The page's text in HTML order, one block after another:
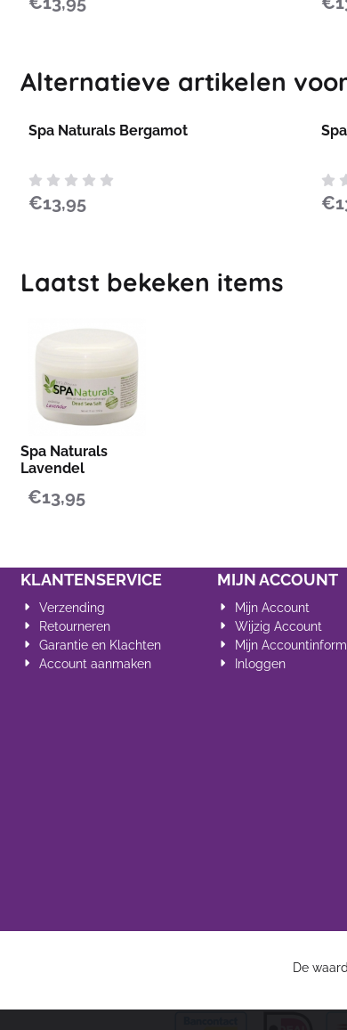
Alternatieve artikelen
Spa Naturals Bergamot
Prijs: 13,95
€13,95
Laatst bekeken items
Spa Naturals
Lavendel
€13,95
KLANTENSERVICE
Verzending
Retourneren
Garantie en Klachten
Account aanmaken
MIJN ACCOUNT
Mijn Account
Wijzig Account
Mijn
Inloggen
De